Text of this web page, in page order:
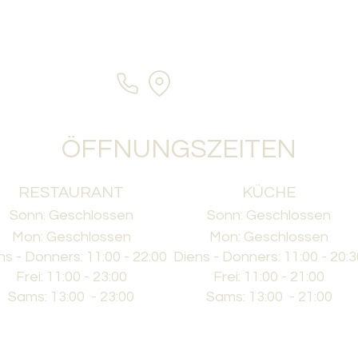
ÖFFNUNGSZEITEN
RESTAURANT
Sonn: Geschlossen
Mon: Geschlossen
- Donners: 11:00 - 22:00
Frei: 11:00 - 23:00
Sams: 13:00 - 23:00
KÜCHE
Sonn: Geschlossen
Mon: Geschlossen
Diens - Donners: 11:00 -
Frei: 11:00 - 21:00
Sams: 13:00 - 21:00